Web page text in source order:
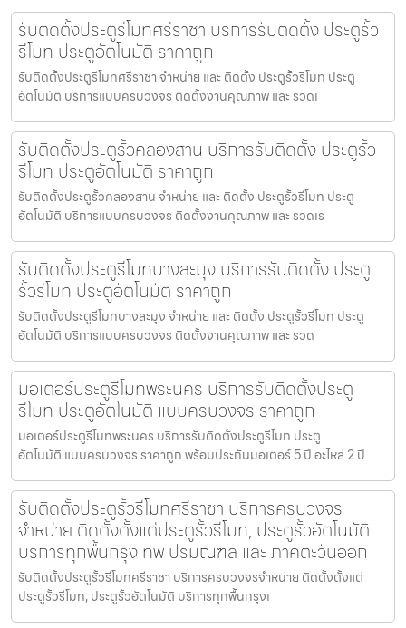
รับติดตั้งประตูรีโมทศรีราชา บริการรับติดตั้ง ประตูรั้ว
รีโมท ประตูอัตโนมัติ ราคาถูก
รับติดตั้งประตูรีโมทศรีราชา จำหน่าย และ ติดตั้ง ประตูรั้วรีโมท ประตู
อัตโนมัติ บริการแบบครบวงจร ติดตั้งงานคุณภาพ และ รวดเ
รับติดตั้งประตูรั้วคลองสาน บริการรับติดตั้ง ประตูรั้ว
รีโมท ประตูอัตโนมัติ ราคาถูก
รับติดตั้งประตูรั้วคลองสาน จำหน่าย และ ติดตั้ง ประตูรั้วรีโมท ประตู
อัตโนมัติ บริการแบบครบวงจร ติดตั้งงานคุณภาพ และ รวดเร
รับติดตั้งประตูรีโมทบางละมุง บริการรับติดตั้ง ประตู
รั้วรีโมท ประตูอัตโนมัติ ราคาถูก
รับติดตั้งประตูรีโมทบางละมุง จำหน่าย และ ติดตั้ง ประตูรั้วรีโมท ประตู
อัตโนมัติ บริการแบบครบวงจร ติดตั้งงานคุณภาพ และ รวด
มอเตอร์ประตูรีโมทพระนคร บริการรับติดตั้งประตู
รีโมท ประตูอัตโนมัติ แบบครบวงจร ราคาถูก
มอเตอร์ประตูรีโมทพระนคร บริการรับติดตั้งประตูรีโมท ประตู
อัตโนมัติ แบบครบวงจร ราคาถูก พร้อมประกันมอเตอร์ 5 ปี อะไหล่ 2 ปี
รับติดตั้งประตูรั้วรีโมทศรีราชา บริการครบวงจร
จำหน่าย ติดตั้งตั้งแต่ประตูรั้วรีโมท, ประตูรั้วอัตโนมัติ
บริการทุกพื้นกรุงเทพ ปริมณฑล และ ภาคตะวันออก
รับติดตั้งประตูรั้วรีโมทศรีราชา บริการครบวงจรจำหน่าย ติดตั้งตั้งแต่
ประตูรั้วรีโมท, ประตูรั้วอัตโนมัติ บริการทุกพื้นกรุงเ